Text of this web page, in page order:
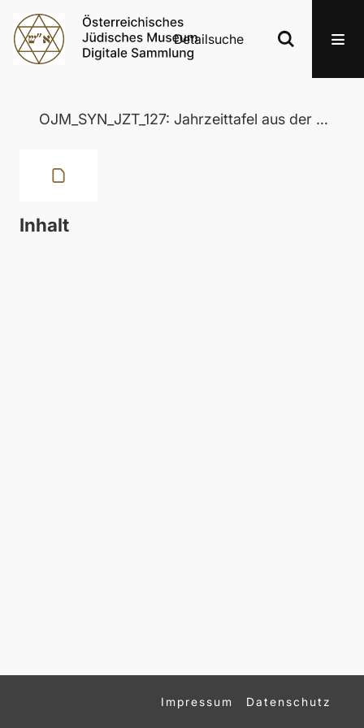
Detailsuche
OJM_SYN_JZT_127: Jahrzeittafel aus der Wertheimer Synagoge in Eisenstadt
Inhalt
Impressum Datenschutz